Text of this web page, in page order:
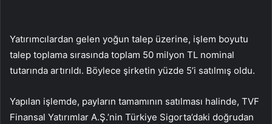
Yatırımcılardan gelen yoğun talep üzerine, işlem boyutu
talep toplama sırasında toplam 50 milyon TL nominal
tutarında artırıldı. Böylece şirketin yüzde 5’i satılmış oldu.
Yapılan işlemde, payların tamamının satılması halinde, TVF
Finansal Yatırımlar A.Ş.’nin Türkiye Sigorta’daki doğrudan